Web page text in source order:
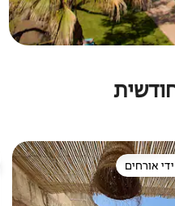
מועדפים על ידי אורחים
אורחים